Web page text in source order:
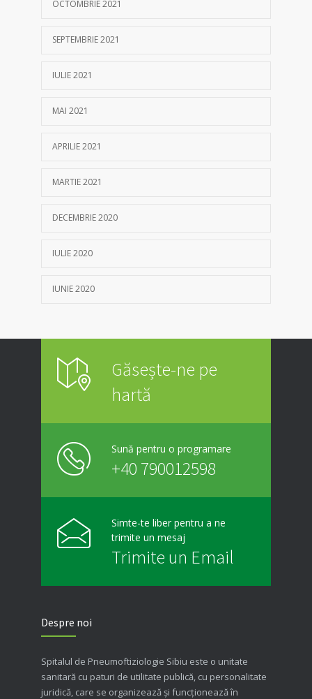
OCTOMBRIE 2021
SEPTEMBRIE 2021
IULIE 2021
MAI 2021
APRILIE 2021
MARTIE 2021
DECEMBRIE 2020
IULIE 2020
IUNIE 2020
Găsește-ne pe
hartă
Sună pentru o programare
+40 790012598
Simte-te liber pentru a ne
trimite un mesaj
Trimite un Email
Despre noi
Spitalul de Pneumoftiziologie Sibiu este o unitate
sanitară cu paturi de utilitate publică, cu personalitate
juridică, care se organizează şi funcţionează în